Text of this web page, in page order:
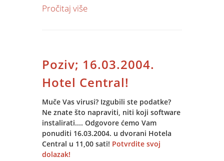
Integrirana HP bežična tehnologija
ležaju, u fotelji ili na balkonu.... Zanima
li vas više -kontaktirajte nas
Pročitaj više
Poziv; 16.03.2004.
Hotel Central!
Muče Vas virusi? Izgubili ste podatke?
Ne znate što napraviti, niti koji software
instalirati.... Odgovore ćemo Vam
ponuditi 16.03.2004. u dvorani Hotela
Central u 11,00 sati! Potvrdite svoj
dolazak!